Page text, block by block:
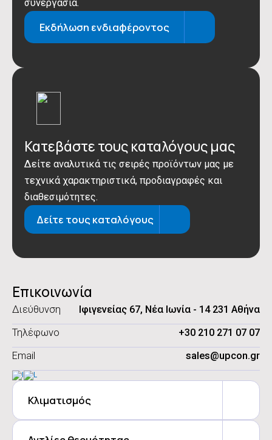
συνεργασία.
Εκδήλωση ενδιαφέροντος
Κατεβάστε τους καταλόγους μας
Δείτε αναλυτικά τις σειρές προϊόντων μας με
τεχνικά χαρακτηριστικά, προδιαγραφές και
διαθεσιμότητες.
Δείτε τους καταλόγους
Επικοινωνία
Διεύθυνση
Ιφιγενείας 67, Νέα Ιωνία - 14 231 Αθήνα
Τηλέφωνο
+30 210 271 07 07
Email
sales@upcon.gr
Κλιματισμός